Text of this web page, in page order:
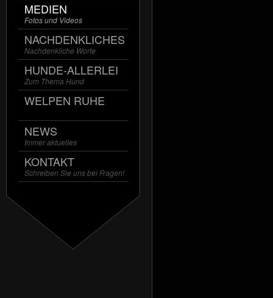
MEDIEN
Fotos und Videos
NACHDENKLICHES
Nachdenkliche Worte
HUNDE-ALLERLEI
Zum Thema Hund
WELPEN RUHE
NEWS
Immer aktuelles
KONTAKT
Schreiben Sie uns bei Fragen!